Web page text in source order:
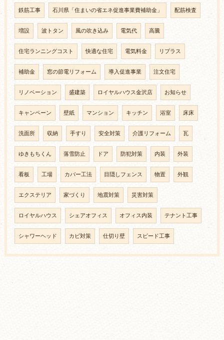
鉄筋工事 石川県「住まいの省エネ促進事業費補助金」 配筋検査
増設 波トタン 風の吹き込み 電気代 高騰
住宅ランニングコスト 快適な住宅 電気料金 リプラス
補助金 窓の節電リフォーム 導入促進事業 注文住宅
リノベーション 盛建築 ロイヤルハウス金沢店 お知らせ
キャンペーン 壁紙 マンション キッチン 浴室 床床
洗面所 収納 手すり 安全対策 介護リフォーム 瓦
ゆきもちくん 落雪防止 ドア 防犯対策 内装 外装
看板 工場 カバー工法 目隠しフェンス 物置 外観
エクステリア 家づくり 地震対策 災害対策
ロイヤルハウス シェアオフィス オフィス内装 テナント工事
シャワーヘッド カビ対策 仕切り壁 スピード工事